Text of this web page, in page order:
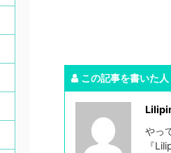
この記事を書いた人
やっ
『